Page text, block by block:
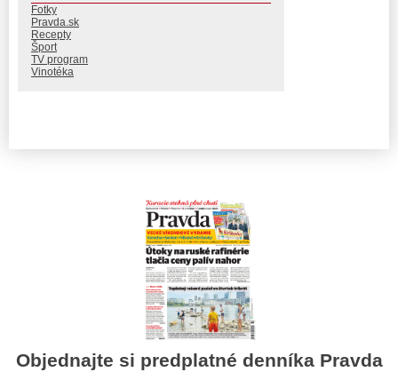
Fotky
Pravda.sk
Recepty
Šport
TV program
Vinotéka
Objednajte si predplatné denníka Pravda